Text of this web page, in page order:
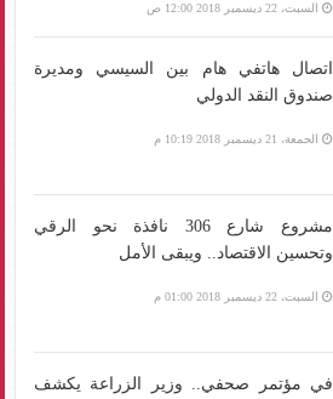
السبت، 22 ديسمبر 2018 12:00 ص
اتصال هاتفي هام بين السيسي ومديرة
صندوق النقد الدولي
الجمعة، 21 ديسمبر 2018 10:19 م
مشروع شارع 306 نافذة نحو الرقي
وتحسين الاقتصاد.. ويبقى الأمل
السبت، 22 ديسمبر 2018 01:00 م
في مؤتمر صحفي.. وزير الزراعة يكشف